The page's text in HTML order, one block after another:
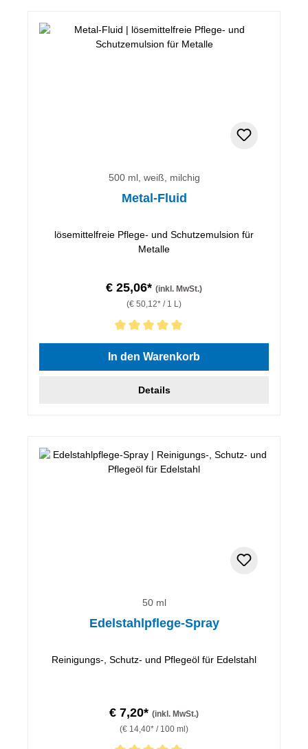
500 ml, weiß, milchig
Metal-Fluid
lösemittelfreie Pflege- und Schutzemulsion für
Metalle
€ 25,06* (inkl. MwSt.)
(€ 50,12* / 1 L)
Durchschnittliche Bewertung von 5 von 5 Sternen
In den Warenkorb
Details
50 ml
Edelstahlpflege-Spray
Reinigungs-, Schutz- und Pflegeöl für Edelstahl
€ 7,20* (inkl. MwSt.)
(€ 14,40* / 100 ml)